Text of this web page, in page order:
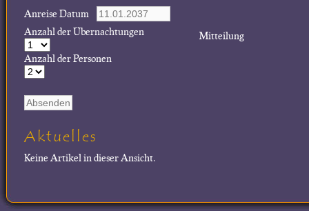
Mitteilung
Anreise Datum
Anzahl der Übernachtungen
Anzahl der Personen
Aktuelles
Keine Artikel in dieser Ansicht.